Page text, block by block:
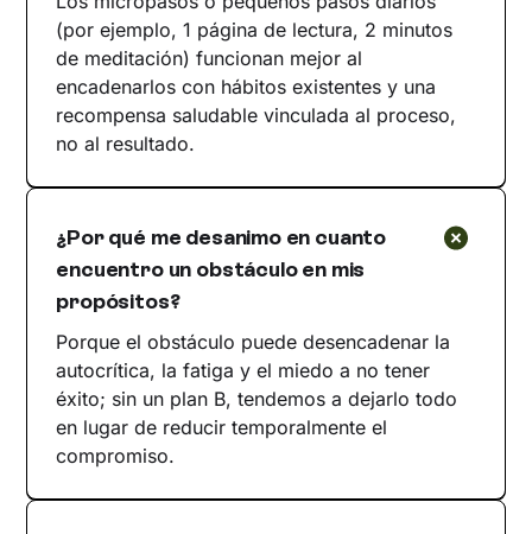
(por ejemplo, 1 página de lectura, 2 minutos
de meditación) funcionan mejor al
encadenarlos con hábitos existentes y una
recompensa saludable vinculada al proceso,
no al resultado.
¿Por qué me desanimo en cuanto
encuentro un obstáculo en mis
propósitos?
Porque el obstáculo puede desencadenar la
autocrítica, la fatiga y el miedo a no tener
éxito; sin un plan B, tendemos a dejarlo todo
en lugar de reducir temporalmente el
compromiso.